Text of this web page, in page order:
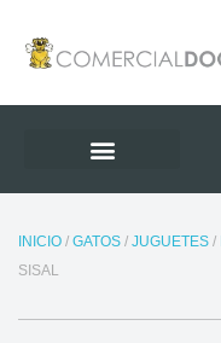
contenido
INICIO/ GATOS/ JUGUETES/
SISAL